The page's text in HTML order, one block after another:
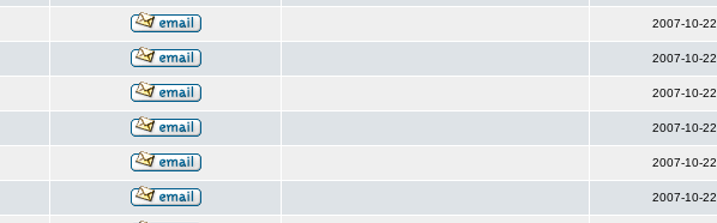
2007-10-22
2007-10-22
2007-10-22
2007-10-22
2007-10-22
2007-10-22